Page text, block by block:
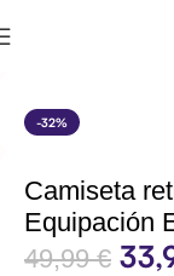
-32%
Camiseta
Equipación
49,99€